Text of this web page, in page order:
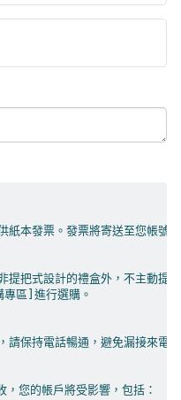
紙本發票。發票將寄送至您帳
提把式設計的禮盒外，不主動提
區]進行選購。
請保持電話暢通，避免漏接來電
您的帳戶將受影響，包括：